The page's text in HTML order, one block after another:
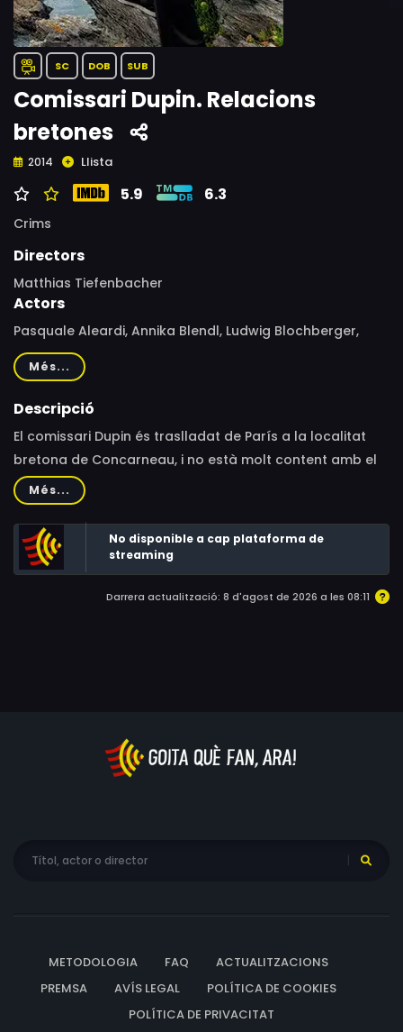
SC DOB SUB
Comissari Dupin. Relacions
bretones
2014 Llista
5.9 6.3
Crims
Directors
Matthias Tiefenbacher
Actors
Pasquale Aleardi, Annika Blendl, Ludwig Blochberger,
Sibylle Canonica, Michael Prelle, Gudrun Ritter, Walter
Kreye, Ulrike C. Tscharre, Ernst Stötzner, Jan Georg
Schütte
Més...
Descripció
El comissari Dupin és traslladat de París a la localitat
bretona de Concarneau, i no està molt content amb el
canvi. A la ciutat veïna de Pont-Aven es produeix
l'assassinat de Loïc Pennec al llegendari Hotel Central.
Al principi tothom és sospitós, el seu fill, el seu
germanastre André, la seva dona, i el xef de l'hotel.
Quan Dupin visita el metge s'assabenta que l'home
assassinat patia una malaltia terminal.
Més...
No disponible a cap plataforma de
streaming
Darrera actualització: 8 d'agost de 2026 a les 08:11
METODOLOGIA FAQ
ACTUALITZACIONS
PREMSA
AVÍS LEGAL
POLÍTICA DE COOKIES
POLÍTICA DE PRIVACITAT